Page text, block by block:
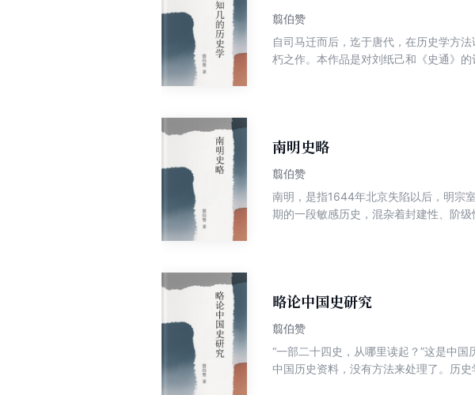
翦伯赞
自司马迁而后，迄于唐代，在历史学方
朽之作。本作品是对刘纸己和《史通》的
南明史略
翦伯赞
南明，是指1644年北京失陷以后，明宗
期的一段敏感历史，混杂着封建性、阶
略论中国史研究
翦伯赞
“一部二十四史，从哪里读起？”这是中
中国历史资料，没有方法来处理了。历史